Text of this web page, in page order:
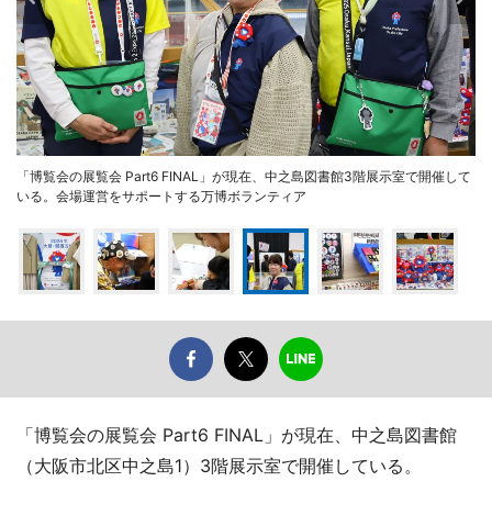
「博覧会の展覧会 Part6 FINAL」が現在、中之島図書館3階展示室で開催して
いる。会場運営をサポートする万博ボランティア
「博覧会の展覧会 Part6 FINAL」が現在、中之島図書館
（大阪市北区中之島1）3階展示室で開催している。